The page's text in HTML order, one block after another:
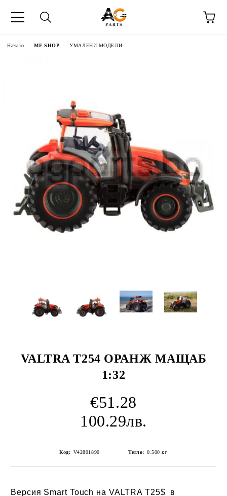
Начало MF SHOP УМАЛЕНИ МОДЕЛИ
VALTRA T254 ОРАНЖ МАЩАБ
1:32
€51.28
100.29лв.
Код: V42801890 Тегло: 0.500 кг
Версия Smart Touch на VALTRA T25$ в